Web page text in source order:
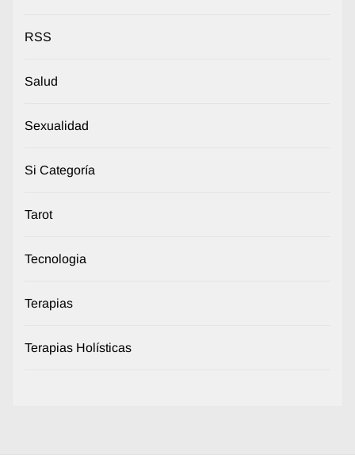
RSS
Salud
Sexualidad
Si Categoría
Tarot
Tecnologia
Terapias
Terapias Holísticas